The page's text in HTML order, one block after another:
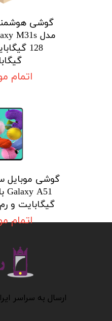
گوشی
اتمام
گوشی موبایل
گیگابایت و رم 6 گیگابایت
اتمام
​​​​​​ارسال به سراسر